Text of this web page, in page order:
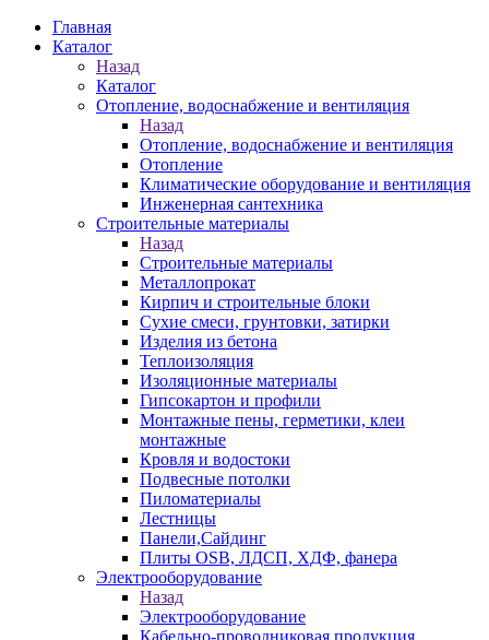
Главная
Каталог
Назад
Каталог
Отопление, водоснабжение и вентиляция
Назад
Отопление, водоснабжение и вентиляция
Отопление
Климатические оборудование и вентиляция
Инженерная сантехника
Строительные материалы
Назад
Строительные материалы
Металлопрокат
Кирпич и строительные блоки
Сухие смеси, грунтовки, затирки
Изделия из бетона
Теплоизоляция
Изоляционные материалы
Гипсокартон и профили
Монтажные пены, герметики, клеи
монтажные
Кровля и водостоки
Подвесные потолки
Пиломатериалы
Лестницы
Панели,Сайдинг
Плиты OSB, ЛДСП, ХДФ, фанера
Электрооборудование
Назад
Электрооборудование
Кабельно-проводниковая продукция